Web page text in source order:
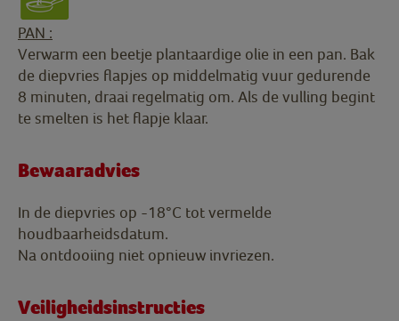
PAN :
Verwarm een beetje plantaardige olie in een pan. Bak
de diepvries flapjes op middelmatig vuur gedurende
8 minuten, draai regelmatig om. Als de vulling begint
te smelten is het flapje klaar.
Bewaaradvies
In de diepvries op -18°C tot vermelde
houdbaarheidsdatum.
Na ontdooiing niet opnieuw invriezen.
Veiligheidsinstructies